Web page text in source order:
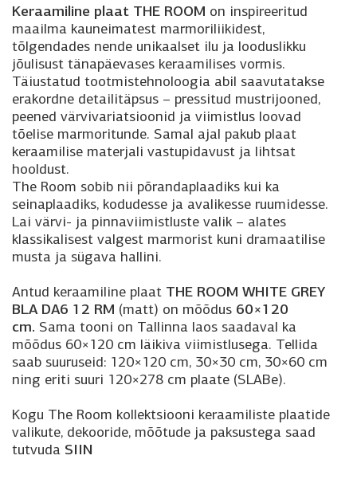
Keraamiline plaat THE ROOM on inspireeritud
maailma kauneimatest marmoriliikidest,
tõlgendades nende unikaalset ilu ja looduslikku
jõulisust tänapäevases keraamilises vormis.
Täiustatud tootmistehnoloogia abil saavutatakse
erakordne detailitäpsus – pressitud mustrijooned,
peened värvivariatsioonid ja viimistlus loovad
tõelise marmoritunde. Samal ajal pakub plaat
keraamilise materjali vastupidavust ja lihtsat
hooldust.
The Room sobib nii põrandaplaadiks kui ka
seinaplaadiks, kodudesse ja avalikesse ruumidesse.
Lai värvi- ja pinnaviimistluste valik – alates
klassikalisest valgest marmorist kuni dramaatilise
musta ja sügava hallini.
Antud keraamiline plaat THE ROOM WHITE GREY
BLA DA6 12 RM (matt) on mõõdus 60×120
cm. Sama tooni on Tallinna laos saadaval ka
mõõdus 60×120 cm läikiva viimistlusega. Tellida
saab suuruseid: 120×120 cm, 30×30 cm, 30×60 cm
ning eriti suuri 120×278 cm plaate (SLABe).
Kogu The Room kollektsiooni keraamiliste plaatide
valikute, dekooride, mõõtude ja paksustega saad
tutvuda SIIN